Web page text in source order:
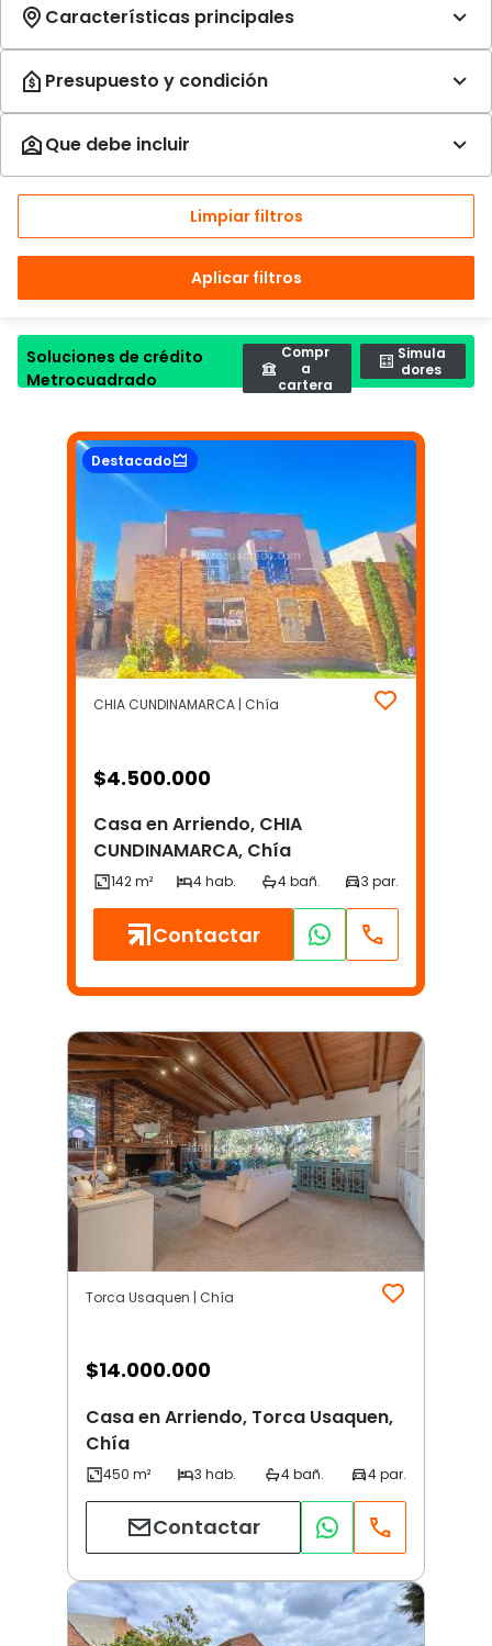
Limpiar filtros
Aplicar filtros
Soluciones de crédito
Metrocuadrado
Compr
a
cartera
Simula
dores
Destacado
CHIA CUNDINAMARCA | Chía
$4.500.000
Casa en Arriendo, CHIA
CUNDINAMARCA, Chía
Contactar
Torca Usaquen | Chía
$14.000.000
Casa en Arriendo, Torca Usaquen,
Chía
Contactar